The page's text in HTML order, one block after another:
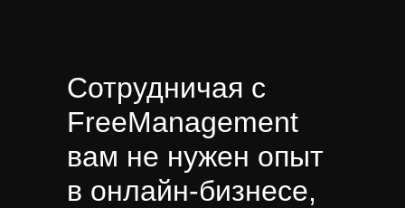
Сотрудничая с
FreeManagement
вам не нужен опыт
в онлайн-бизнесе,